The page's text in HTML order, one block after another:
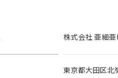
株式会社 亜細
東京都大田区北